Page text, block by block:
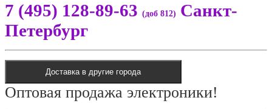
7 (495) 128-89-63 (доб 812) Санкт-
Петербург
Доставка в другие города
Оптовая продажа электроники!